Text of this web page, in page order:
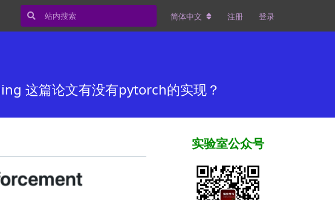
简体中文 注册 登录
这篇论文有没有pytorch的实现？
实验室公众号